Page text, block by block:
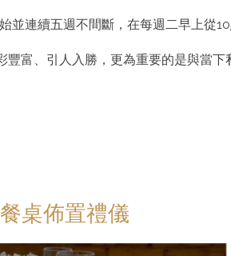
並連續五週不間斷，在每週二早上從
富、引人入勝，更為重要的是與當下
桌佈置禮儀